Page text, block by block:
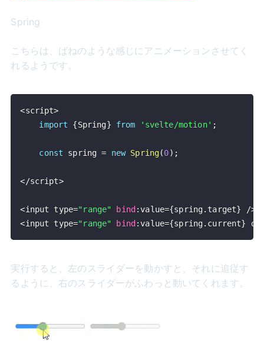
Spring
こちらは、ばねのような感じにアニメーションさせてく
れるようです。
<script>
import
{Spring} from 'svelte/motion' ;
const spring = new Spring(0) ;
</script>
<input type="range" bind :value={spring.target} />
<input type="range" bind :value={spring. current}
実行すると、左のスライダーを動かすと、それに追従す
るように、右のスライダーがふわっと動いてくれます。